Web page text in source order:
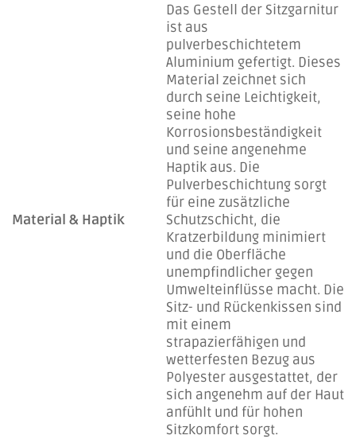
Material & Haptik
Das Gestell der Sitzgarnitur
ist aus
pulverbeschichtetem
Aluminium gefertigt. Dieses
Material zeichnet sich
durch seine Leichtigkeit,
seine hohe
Korrosionsbeständigkeit
und seine angenehme
Haptik aus. Die
Pulverbeschichtung sorgt
für eine zusätzliche
Schutzschicht, die
Kratzerbildung minimiert
und die Oberfläche
unempfindlicher gegen
Umwelteinflüsse macht. Die
Sitz- und Rückenkissen sind
mit einem
strapazierfähigen und
wetterfesten Bezug aus
Polyester ausgestattet, der
sich angenehm auf der Haut
anfühlt und für hohen
Sitzkomfort sorgt.